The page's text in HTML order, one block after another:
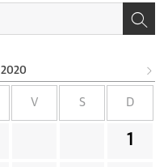
2020
V S D
1